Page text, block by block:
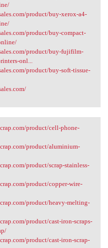
product/buy-xerox-a4-
product/buy-compact-
product/buy-fujifilm-
onl...
product/buy-soft-tissue-
product/cell-phone-
product/aluminium-
product/scrap-stainless-
product/copper-wire-
product/heavy-melting-
product/cast-iron-scraps-
product/cast-iron-scrap-